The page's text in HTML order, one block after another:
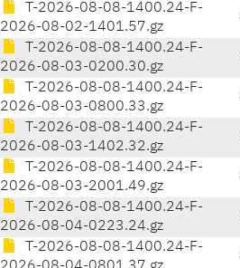
T-2026-08-08-1400.24-F-
2026-08-02-1401.57.gz
T-2026-08-08-1400.24-F-
2026-08-03-0200.30.gz
T-2026-08-08-1400.24-F-
2026-08-03-0800.33.gz
T-2026-08-08-1400.24-F-
2026-08-03-1402.32.gz
T-2026-08-08-1400.24-F-
2026-08-03-2001.49.gz
T-2026-08-08-1400.24-F-
2026-08-04-0223.24.gz
T-2026-08-08-1400.24-F-